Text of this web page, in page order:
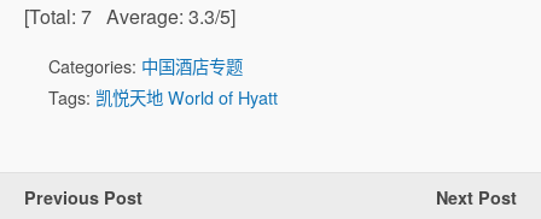
[Total: 7 Average: 3.3/5]
Categories: 中国酒店专题
Tags: 凯悦天地 World of Hyatt
Previous Post Next Post